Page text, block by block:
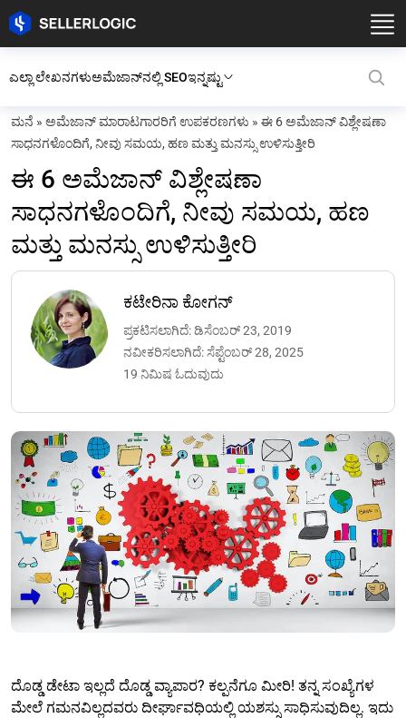
ಎಲ್ಲಾ ಲೇಖನಗಳುಅಮೆಜಾನ್‌ನಲ್ಲಿ SEOಇನ್ನಷ್ಟು
ಮನೆ » ಅಮೆಜಾನ್ ಮಾರಾಟಗಾರರಿಗೆ ಉಪಕರಣಗಳು » ಈ 6 ಅಮೆಜಾನ್ ವಿಶ್ಲೇಷಣಾ
ಸಾಧನಗಳೊಂದಿಗೆ, ನೀವು ಸಮಯ, ಹಣ ಮತ್ತು ಮನಸ್ಸು ಉಳಿಸುತ್ತೀರಿ
ಈ 6 ಅಮೆಜಾನ್ ವಿಶ್ಲೇಷಣಾ
ಸಾಧನಗಳೊಂದಿಗೆ, ನೀವು ಸಮಯ, ಹಣ
ಮತ್ತು ಮನಸ್ಸು ಉಳಿಸುತ್ತೀರಿ
ಕಟೇರಿನಾ ಕೋಗನ್
ಪ್ರಕಟಿಸಲಾಗಿದೆ: ಡಿಸೆಂಬರ್ 23, 2019
ನವೀಕರಿಸಲಾಗಿದೆ: ಸೆಪ್ಟೆಂಬರ್ 28, 2025
19 ನಿಮಿಷ ಓದುವುದು
ದೊಡ್ಡ ಡೇಟಾ ಇಲ್ಲದೆ ದೊಡ್ಡ ವ್ಯಾಪಾರ? ಕಲ್ಪನೆಗೂ ಮೀರಿ! ತನ್ನ ಸಂಖ್ಯೆಗಳ
ಮೇಲೆ ಗಮನವಿಲ್ಲದವರು ದೀರ್ಘಾವಧಿಯಲ್ಲಿ ಯಶಸ್ಸು ಸಾಧಿಸುವುದಿಲ್ಲ. ಇದು